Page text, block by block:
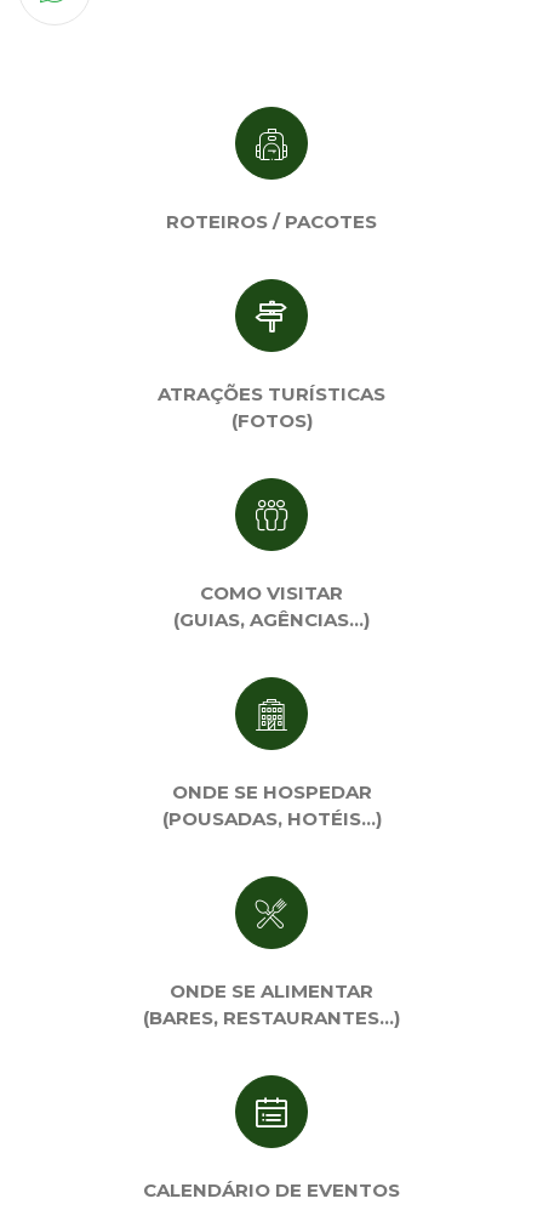
ROTEIROS / PACOTES
ATRAÇÕES TURÍSTICAS
(FOTOS)
COMO VISITAR
(GUIAS, AGÊNCIAS…)
ONDE SE HOSPEDAR
(POUSADAS, HOTÉIS…)
ONDE SE ALIMENTAR
(BARES, RESTAURANTES…)
CALENDÁRIO DE EVENTOS